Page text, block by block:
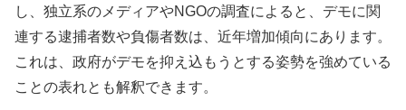
し、独立系のメディアやNGOの調査によると、デモに関
連する逮捕者数や負傷者数は、近年増加傾向にあります。
これは、政府がデモを抑え込もうとする姿勢を強めている
ことの表れとも解釈できます。